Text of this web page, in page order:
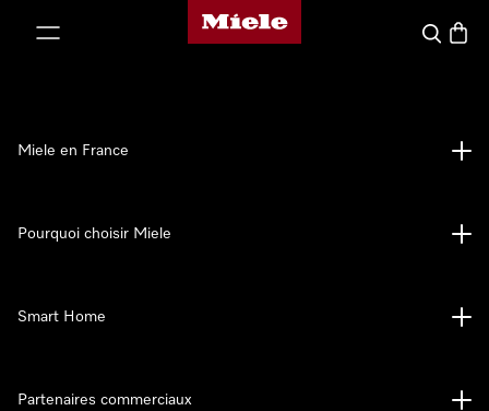
Page d'accueil Miele
Search
Miele en France
Pourquoi choisir Miele
Smart Home
Partenaires commerciaux